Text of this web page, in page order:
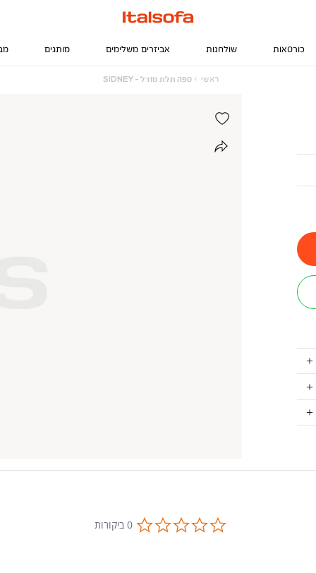
כורסאות שולחנות אביזרים משלימים מותגים
ראשי ראשי
ספה תלת מודל - SIDNEY
ספה
0.0
star
0 ביקורות